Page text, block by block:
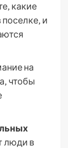
какие
и
на
чтобы
люди в